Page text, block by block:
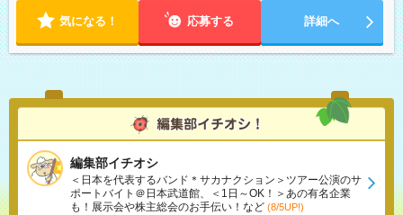
気になる！ 応募する 詳細へ
編集部イチオシ
＜日本を代表するバンド＊サカナクション＞ツアー公演のサ
ポートバイト＠日本武道館、＜1日～OK！＞あの有名企業
も！展示会や株主総会のお手伝い！など (8/5UP!)